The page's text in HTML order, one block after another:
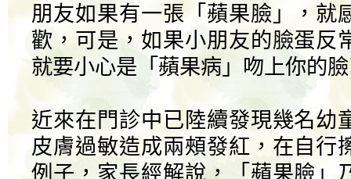
朋友如果有一張「蘋果臉」，就
歡，可是，如果小朋友的臉蛋反
就要小心是「蘋果病」吻上你的
近來在門診中已陸續發現幾名幼
皮膚過敏造成兩頰發紅，在自行
例子，家長經解說，「蘋果臉」